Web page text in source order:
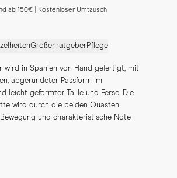
ab 150€ | Kostenloser Umtausch
GrößenratgeberPflege
wird in Spanien von Hand gefertigt, mit
abgerundeter Passform im
leicht geformter Taille und Ferse. Die
wird durch die beiden Quasten
und charakteristische Note